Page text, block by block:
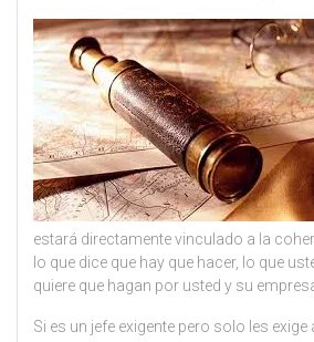
estará directamente vinculado a la
lo que dice que hay que hacer, lo que
quiere que hagan por usted y su
Si es un jefe exigente pero solo les